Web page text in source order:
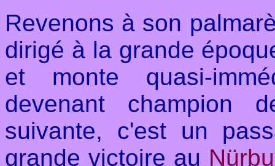
Revenons à son
dirigé à la grande
et monte quasi-
devenant
suivante, c'est un
grande victoire au